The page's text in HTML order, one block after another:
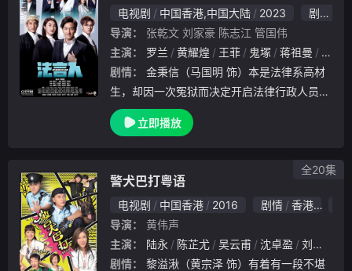
电视剧 中国香港,中国大陆 2023 剧情
导演：
张乾文 刘家豪 陈志江 管国伟
主演：
罗兰 黄耀煌 王菲 鬼塚 蒋祖曼
陈俊
剧情：
生，却因一次冤狱而决定开启法律行政人员之
路。凭借八面玲珑的处事手腕，秉信逐渐建立
“金师爷”金漆招牌。金师爷任职的律师楼突然
立即播放
警犬巴打粤语
电视剧 中国香港 2016 剧情 香港
导演：
黄伟声
主演：
陆永 陈芷尤 吴云甫 沈卓盈 刘江
剧情：
全20集